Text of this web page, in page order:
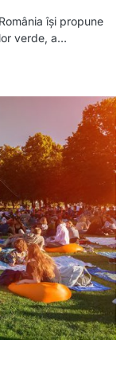
își propune
verde, a…